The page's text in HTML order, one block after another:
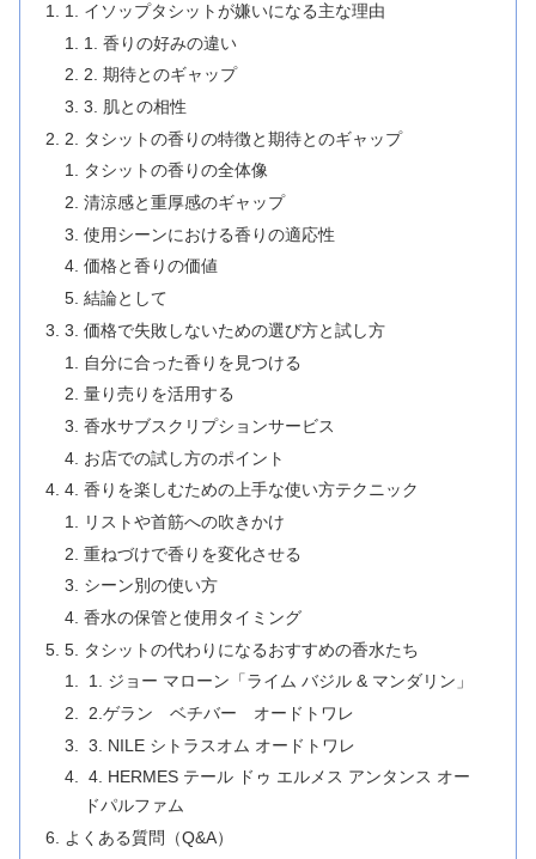
1. イソップタシットが嫌いになる主な理由
1. 香りの好みの違い
2. 期待とのギャップ
3. 肌との相性
2. タシットの香りの特徴と期待とのギャップ
タシットの香りの全体像
清涼感と重厚感のギャップ
使用シーンにおける香りの適応性
価格と香りの価値
結論として
3. 価格で失敗しないための選び方と試し方
自分に合った香りを見つける
量り売りを活用する
香水サブスクリプションサービス
お店での試し方のポイント
4. 香りを楽しむための上手な使い方テクニック
リストや首筋への吹きかけ
重ねづけで香りを変化させる
シーン別の使い方
香水の保管と使用タイミング
5. タシットの代わりになるおすすめの香水たち
1. ジョー マローン「ライム バジル & マンダリン」
2.ゲラン ベチバー オードトワレ
3. NILE シトラスオム オードトワレ
4. HERMES テール ドゥ エルメス アンタンス オー
ドパルファム
よくある質問（Q&A）